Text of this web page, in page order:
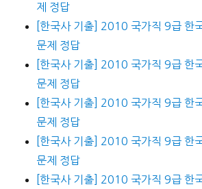
제 정답
[한국사 기출] 2010 국가직 9급 한
문제 정답
[한국사 기출] 2010 국가직 9급 한
문제 정답
[한국사 기출] 2010 국가직 9급 한
문제 정답
[한국사 기출] 2010 국가직 9급 한
문제 정답
[한국사 기출] 2010 국가직 9급 한